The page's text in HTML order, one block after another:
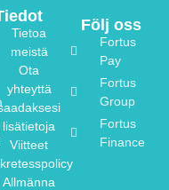
Tietoa
meistä
Ota
yhteyttä
lisätietoja
Viitteet
Allmänna
Följ oss
Fortus
Pay
Fortus
Group
Fortus
Finance